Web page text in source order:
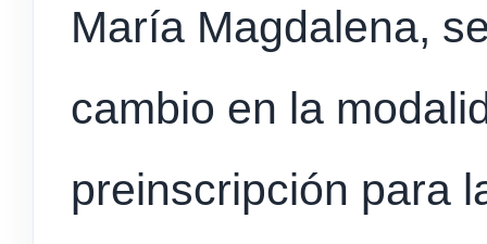
María Magdalena,
cambio en la
preinscripción para